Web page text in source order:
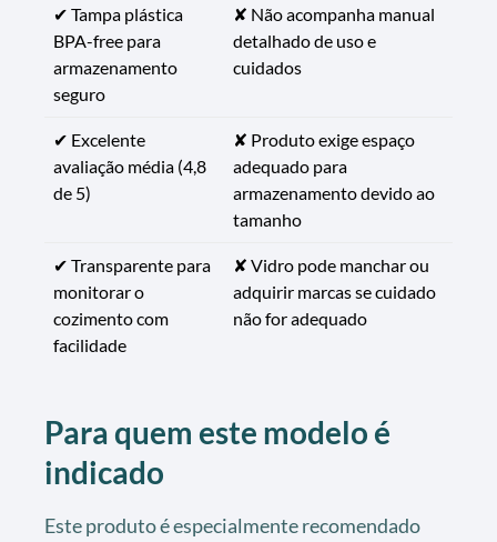
✔ Tampa plástica
BPA-free para
armazenamento
seguro
✘ Não acompanha manual
detalhado de uso e
cuidados
✔ Excelente
avaliação média (4,8
de 5)
✘ Produto exige espaço
adequado para
armazenamento devido ao
tamanho
✔ Transparente para
monitorar o
cozimento com
facilidade
✘ Vidro pode manchar ou
adquirir marcas se cuidado
não for adequado
Para quem este modelo é
indicado
Este produto é especialmente recomendado